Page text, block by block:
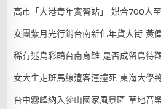
高市「大港青年實習站」 媒合700人
女團紫月光行銷台南新化年貨大街 黃
稀有迷鳥彩䴉台南育雛 是否成留鳥待
女大生走斑馬線遭客運撞死 東海大學
台中霧峰納入參山國家風景區 草地音